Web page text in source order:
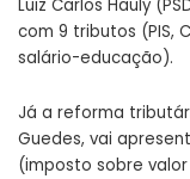
Luiz Carlos Hauly
com 9 tributos (PIS,
salário-educação).
Já a reforma
Guedes, vai
(imposto sobre valor